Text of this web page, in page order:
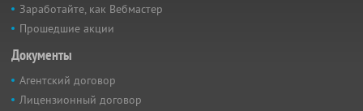
Заработайте, как Вебмастер
Прошедшие акции
Документы
Агентский договор
Лицензионный договор